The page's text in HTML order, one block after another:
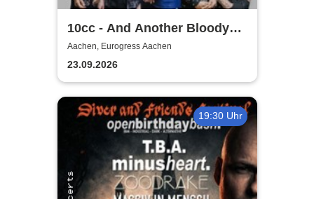
10cc - And Another Bloody
Greatest Hits Tour
Aachen, Eurogress Aachen
23.09.2026
19:30 Uhr